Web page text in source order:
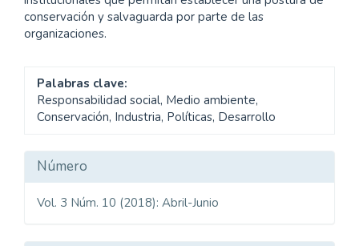
conservación y salvaguarda por parte de las
organizaciones.
Palabras clave:
Responsabilidad social, Medio ambiente,
Conservación, Industria, Políticas, Desarrollo
Detalles
del
Número
Vol. 3 Núm. 10 (2018): Abril-Junio